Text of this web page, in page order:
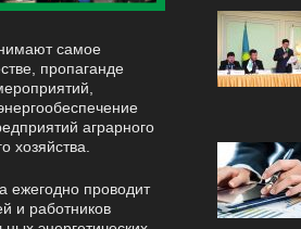
самое
пропаганде
аграрного
хозяйства.
ежегодно проводит
и работников